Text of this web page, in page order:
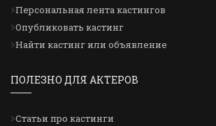
Персональная лента кастингов
Опубликовать кастинг
Найти кастинг или объявление
ПОЛЕЗНО ДЛЯ АКТЕРОВ
Статьи про кастинги